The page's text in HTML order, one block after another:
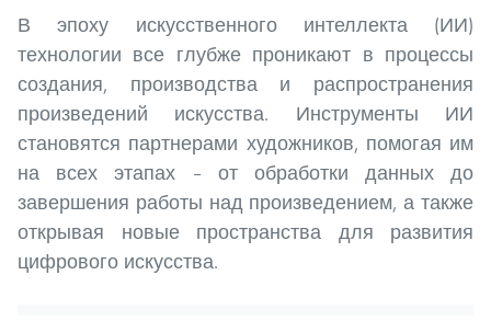
В эпоху искусственного интеллекта (ИИ)
технологии все глубже проникают в процессы
создания, производства и распространения
произведений искусства. Инструменты ИИ
становятся партнерами художников, помогая им
на всех этапах – от обработки данных до
завершения работы над произведением, а также
открывая новые пространства для развития
цифрового искусства.